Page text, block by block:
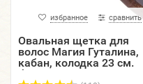
избранное сравнить
Овальная щетка для
волос Магия Гуталина,
кабан, колодка 23 см.
береза, лак.